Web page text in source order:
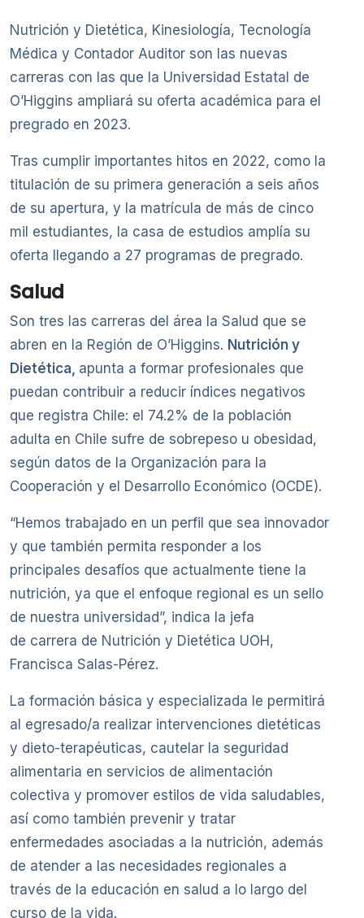
Nutrición y Dietética, Kinesiología, Tecnología
Médica y Contador Auditor son las nuevas
carreras con las que la Universidad Estatal de
O’Higgins ampliará su oferta académica para el
pregrado en 2023.
Tras cumplir importantes hitos en 2022, como la
titulación de su primera generación a seis años
de su apertura, y la matrícula de más de cinco
mil estudiantes, la casa de estudios amplía su
oferta llegando a 27 programas de pregrado.
Salud
Son tres las carreras del área la Salud que se
abren en la Región de O’Higgins. Nutrición y
Dietética, apunta a formar profesionales que
puedan contribuir a reducir índices negativos
que registra Chile: el 74.2% de la población
adulta en Chile sufre de sobrepeso u obesidad,
según datos de la Organización para la
Cooperación y el Desarrollo Económico (OCDE).
“Hemos trabajado en un perfil que sea innovador
y que también permita responder a los
principales desafíos que actualmente tiene la
nutrición, ya que el enfoque regional es un sello
de nuestra universidad”, indica la jefa
de carrera de Nutrición y Dietética UOH,
Francisca Salas-Pérez.
La formación básica y especializada le permitirá
al egresado/a realizar intervenciones dietéticas
y dieto-terapéuticas, cautelar la seguridad
alimentaria en servicios de alimentación
colectiva y promover estilos de vida saludables,
así como también prevenir y tratar
enfermedades asociadas a la nutrición, además
de atender a las necesidades regionales a
través de la educación en salud a lo largo del
curso de la vida.